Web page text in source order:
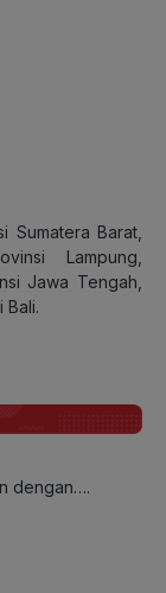
Barat,
Lampung,
Jawa Tengah,
Bali.
dengan….